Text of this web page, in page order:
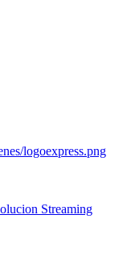
Streaming